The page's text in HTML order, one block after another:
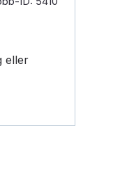
eller